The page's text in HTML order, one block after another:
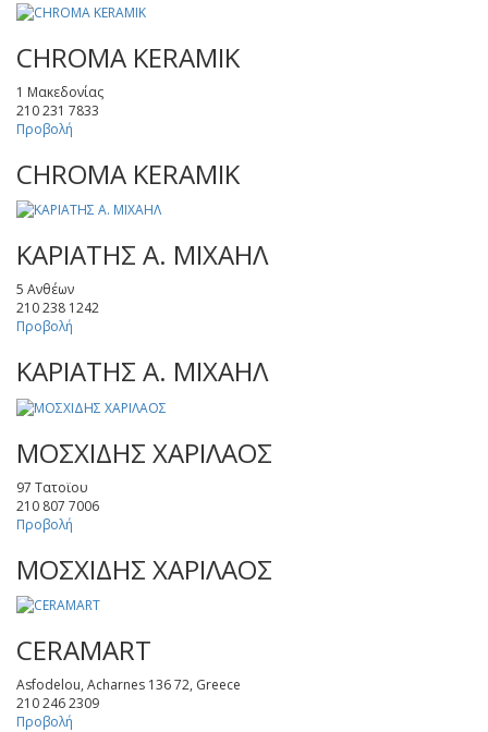
CHROMA KERAMIK
1 Μακεδονίας
210 231 7833
Προβολή
CHROMA KERAMIK
ΚΑΡΙΑΤΗΣ Α. ΜΙΧΑΗΛ
5 Ανθέων
210 238 1242
Προβολή
ΚΑΡΙΑΤΗΣ Α. ΜΙΧΑΗΛ
ΜΟΣΧΙΔΗΣ ΧΑΡΙΛΑΟΣ
97 Τατοϊου
210 807 7006
Προβολή
ΜΟΣΧΙΔΗΣ ΧΑΡΙΛΑΟΣ
CERAMART
Asfodelou, Acharnes 136 72, Greece
210 246 2309
Προβολή